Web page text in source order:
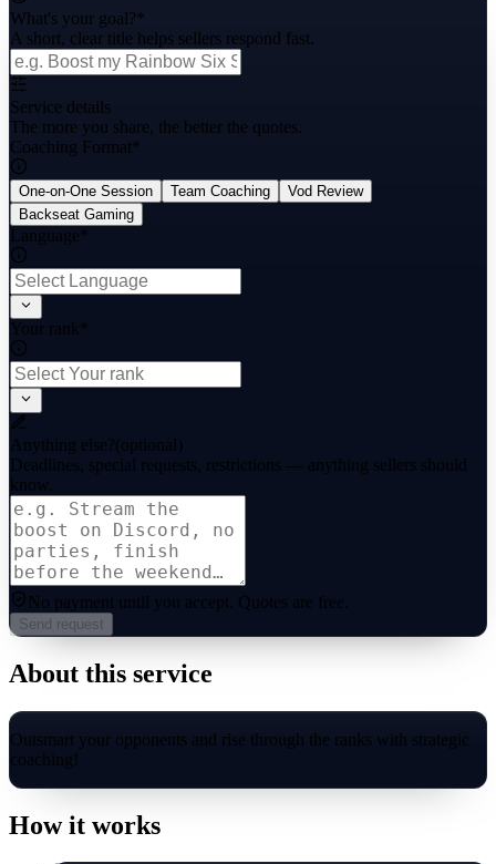
What's your goal?*
A short, clear title helps sellers respond fast.
Service details
The more you share, the better the quotes.
Coaching Format*
One-on-One Session Team Coaching
Vod Review
Backseat Gaming
Language
Your rank
Anything else?(optional)
Deadlines, special requests, restrictions — anything sellers should
know.
No payment until you accept. Quotes are free.
Send request
About this service
Outsmart your opponents and rise through the ranks with strategic
coaching!
How it works